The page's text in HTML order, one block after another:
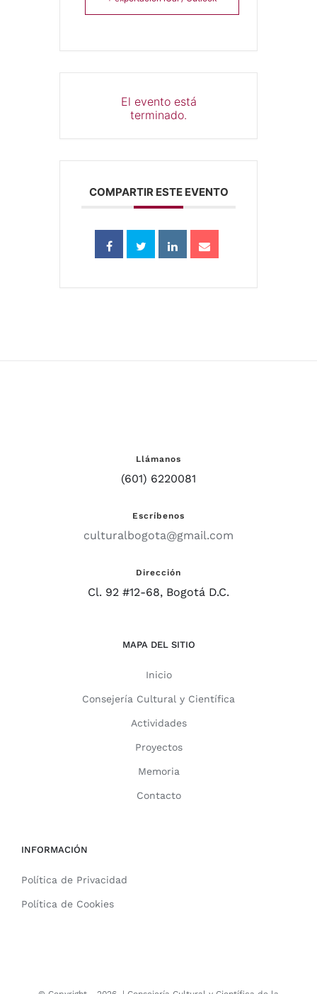
El evento está
terminado.
COMPARTIR ESTE EVENTO
Llámanos
(601) 6220081
Escríbenos
culturalbogota@gmail.com
Dirección
Cl. 92 #12-68, Bogotá D.C.
MAPA DEL SITIO
Inicio
Consejería Cultural y Científica
Actividades
Proyectos
Memoria
Contacto
INFORMACIÓN
Política de Privacidad
Política de Cookies